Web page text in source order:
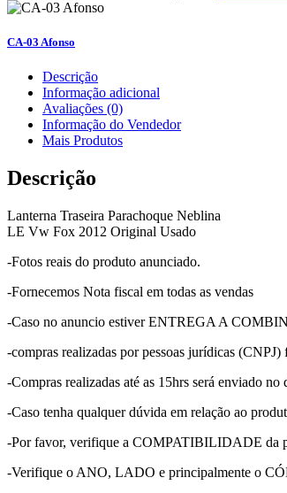
CA-03 Afonso
Descrição
Informação adicional
Avaliações (0)
Informação do Vendedor
Mais Produtos
Descrição
Lanterna Traseira Parachoque Neblina
LE Vw Fox 2012 Original Usado
-Fotos reais do produto anunciado.
-Fornecemos Nota fiscal em todas as vendas
-Caso no anuncio estiver ENTREGA A
-compras realizadas por pessoas jurídicas
-Compras realizadas até as 15hrs será enviado
-Caso tenha qualquer dúvida em relação ao
-Por favor, verifique a COMPATIBILIDADE da
-Verifique o ANO, LADO e principalmente o